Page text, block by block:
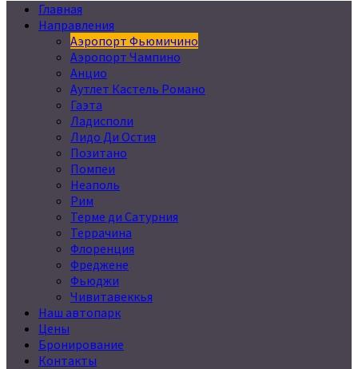
Главная
Направления
Аэропорт Фьюмичино
Аэропорт Чампино
Анцио
Аутлет Кастель Романо
Гаэта
Ладисполи
Лидо Ди Остия
Позитано
Помпеи
Неаполь
Рим
Терме ди Сатурния
Террачина
Флоренция
Фреджене
Фьюджи
Чивитавеккья
Наш автопарк
Цены
Бронирование
Контакты